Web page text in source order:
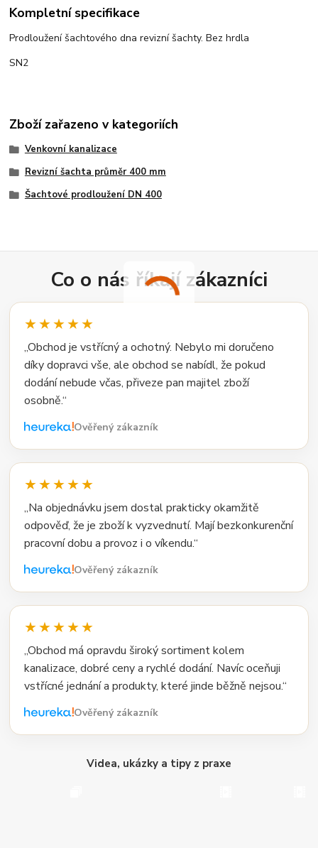
Kompletní specifikace
Prodloužení šachtového dna revizní šachty. Bez hrdla
SN2
Zboží zařazeno v kategoriích
Venkovní kanalizace
Revizní šachta průměr 400 mm
Šachtové prodloužení DN 400
Co o nás říkají zákazníci
★★★★★
„Obchod je vstřícný a ochotný. Nebylo mi doručeno
díky dopravci vše, ale obchod se nabídl, že pokud
dodání nebude včas, přiveze pan majitel zboží
osobně.“
Ověřený zákazník
★★★★★
„Na objednávku jsem dostal prakticky okamžitě
odpověď, že je zboží k vyzvednutí. Mají bezkonkurenční
pracovní dobu a provoz i o víkendu.“
Ověřený zákazník
★★★★★
„Obchod má opravdu široký sortiment kolem
kanalizace, dobré ceny a rychlé dodání. Navíc oceňuji
vstřícné jednání a produkty, které jinde běžně nejsou.“
Ověřený zákazník
Videa, ukázky a tipy z praxe